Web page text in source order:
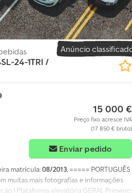
J. CORDEIRO j. (Português, Espanhol,
Russo/??-?????) Falamos: ALEMÃO,
BÓSNIO Embora tenhamos feito todos os
por quaisquer erros ou omissões.
dimensões indicadas são valores
Convidamos os clientes a visitar a
oferecemos a possibilidade de um test
estão atualmente instaladas. Se o
Anúncio
24-1TRI /
15 000 €
Preço fixo acresce IVA
(17 850 € bruto)
Enviar pedido
matrícula:08/2013, ===== PORTUGUÊS
muitas mais fotografias e informações
| Plataforma elevatória GERAL Primeiro